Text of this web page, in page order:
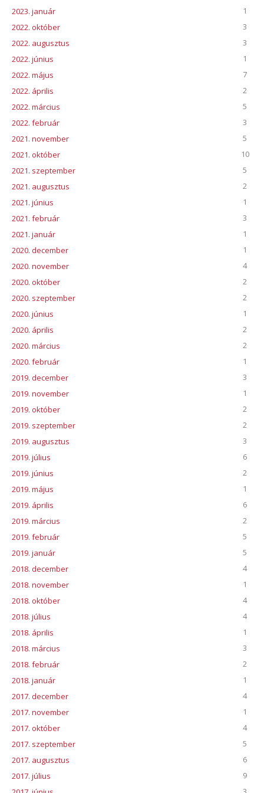
2023. január
1
2022. október
3
2022. augusztus
3
2022. június
1
2022. május
7
2022. április
2
2022. március
5
2022. február
3
2021. november
5
2021. október
10
2021. szeptember
5
2021. augusztus
2
2021. június
1
2021. február
3
2021. január
1
2020. december
1
2020. november
4
2020. október
2
2020. szeptember
2
2020. június
1
2020. április
2
2020. március
2
2020. február
1
2019. december
3
2019. november
1
2019. október
2
2019. szeptember
2
2019. augusztus
3
2019. július
6
2019. június
2
2019. május
1
2019. április
6
2019. március
2
2019. február
5
2019. január
5
2018. december
4
2018. november
1
2018. október
4
2018. július
4
2018. április
1
2018. március
3
2018. február
2
2018. január
1
2017. december
4
2017. november
1
2017. október
4
2017. szeptember
5
2017. augusztus
6
2017. július
9